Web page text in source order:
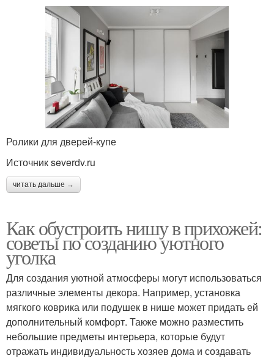
Ролики для дверей-купе
Источник severdv.ru
читать дальше →
Как обустроить нишу в прихожей:
советы по созданию уютного
уголка
Для создания уютной атмосферы могут использоваться
различные элементы декора. Например, установка
мягкого коврика или подушек в нише может придать ей
дополнительный комфорт. Также можно разместить
небольшие предметы интерьера, которые будут
отражать индивидуальность хозяев дома и создавать